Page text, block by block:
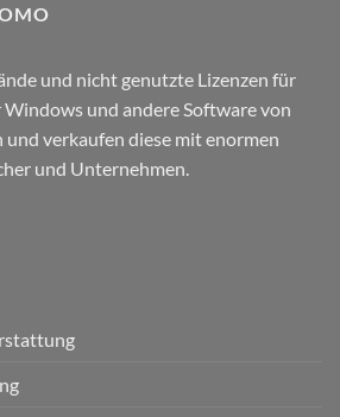
und nicht genutzte Lizenzen für
und andere Software von
verkaufen diese mit enormen
und Unternehmen.